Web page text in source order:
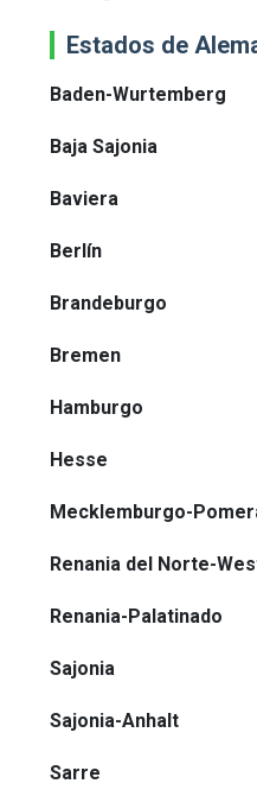
Estados de
Baden-Wurtemberg
Baja Sajonia
Baviera
Berlín
Brandeburgo
Bremen
Hamburgo
Hesse
Mecklemburgo-
Renania del Norte-
Renania-Palatinado
Sajonia
Sajonia-Anhalt
Sarre